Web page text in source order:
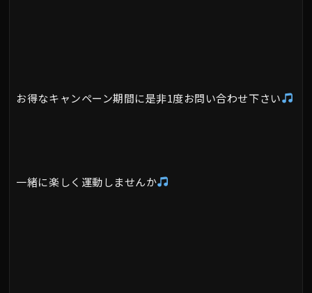
お得なキャンペーン期間に是非1度お問い合わせ下さい
一緒に楽しく運動しませんか